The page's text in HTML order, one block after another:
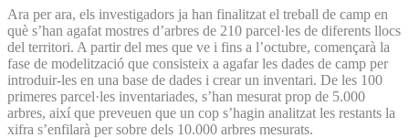
Ara per ara, els investigadors ja han finalitzat el treball de camp en
què s’han agafat mostres d’arbres de 210 parcel·les de diferents llocs
del territori. A partir del mes que ve i fins a l’octubre, començarà la
fase de modelització que consisteix a agafar les dades de camp per
introduir-les en una base de dades i crear un inventari. De les 100
primeres parcel·les inventariades, s’han mesurat prop de 5.000
arbres, així que preveuen que un cop s’hagin analitzat les restants la
xifra s’enfilarà per sobre dels 10.000 arbres mesurats.